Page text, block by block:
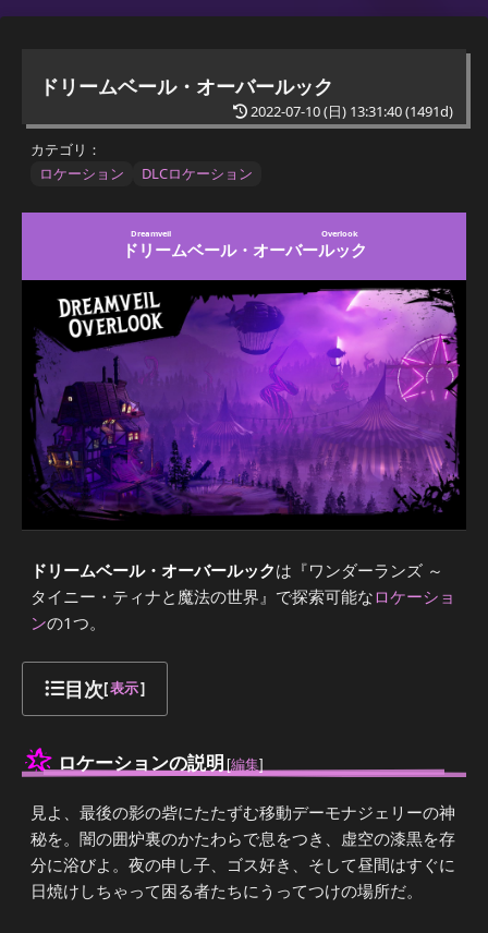
ドリームベール・オーバールック
2022-07-10 (日) 13:31:40(1491d)
カテゴリ：
ロケーション
DLCロケーション
ドリームベール・オーバールック
Dreamveil Overlook
ドリームベール・オーバールックは『ワンダーランズ ～
タイニー・ティナと魔法の世界』で探索可能なロケーショ
ンの1つ。
目次[表示]
ロケーションの説明 [編集]
見よ、最後の影の砦にたたずむ移動デーモナジェリーの神
秘を。闇の囲炉裏のかたわらで息をつき、虚空の漆黒を存
分に浴びよ。夜の申し子、ゴス好き、そして昼間はすぐに
日焼けしちゃって困る者たちにうってつけの場所だ。